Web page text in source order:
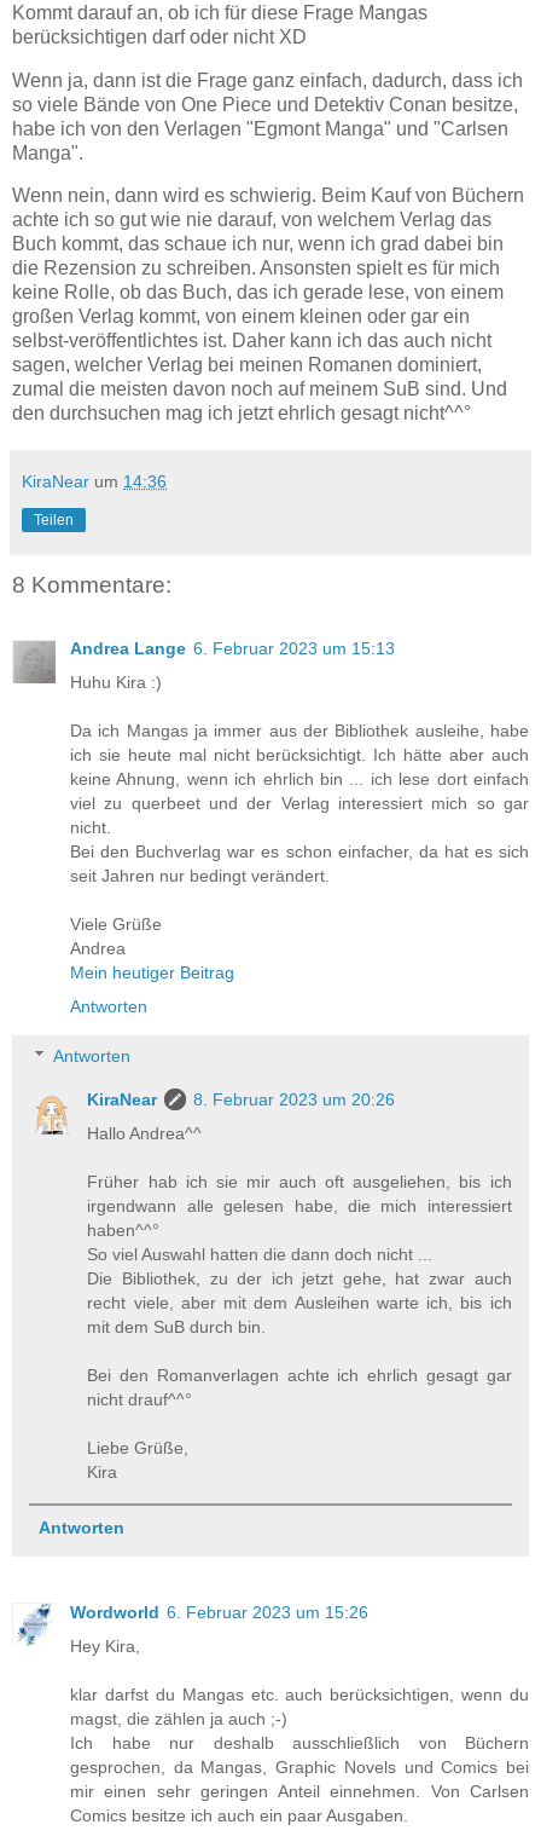
Kommt darauf an, ob ich für diese Frage Mangas
berücksichtigen darf oder nicht XD
Wenn ja, dann ist die Frage ganz einfach, dadurch, dass ich
so viele Bände von One Piece und Detektiv Conan besitze,
habe ich von den Verlagen "Egmont Manga" und "Carlsen
Manga".
Wenn nein, dann wird es schwierig. Beim Kauf von Büchern
achte ich so gut wie nie darauf, von welchem Verlag das
Buch kommt, das schaue ich nur, wenn ich grad dabei bin
die Rezension zu schreiben. Ansonsten spielt es für mich
keine Rolle, ob das Buch, das ich gerade lese, von einem
großen Verlag kommt, von einem kleinen oder gar ein
selbst-veröffentlichtes ist. Daher kann ich das auch nicht
sagen, welcher Verlag bei meinen Romanen dominiert,
zumal die meisten davon noch auf meinem SuB sind. Und
den durchsuchen mag ich jetzt ehrlich gesagt nicht^^°
KiraNear um 14:36
Teilen
8 Kommentare:
Andrea Lange 6. Februar 2023 um 15:13
Huhu Kira :)
Da ich Mangas ja immer aus der Bibliothek ausleihe, habe
ich sie heute mal nicht berücksichtigt. Ich hätte aber auch
keine Ahnung, wenn ich ehrlich bin ... ich lese dort einfach
viel zu querbeet und der Verlag interessiert mich so gar
nicht.
Bei den Buchverlag war es schon einfacher, da hat es sich
seit Jahren nur bedingt verändert.
Viele Grüße
Andrea
Mein heutiger Beitrag
Antworten
Antworten
KiraNear
8. Februar 2023 um 20:26
Hallo Andrea^^
Früher hab ich sie mir auch oft ausgeliehen, bis ich
irgendwann alle gelesen habe, die mich interessiert
haben^^°
So viel Auswahl hatten die dann doch nicht ...
Die Bibliothek, zu der ich jetzt gehe, hat zwar auch
recht viele, aber mit dem Ausleihen warte ich, bis ich
mit dem SuB durch bin.
Bei den Romanverlagen achte ich ehrlich gesagt gar
nicht drauf^^°
Liebe Grüße,
Kira
Antworten
Wordworld 6. Februar 2023 um 15:26
Hey Kira,
klar darfst du Mangas etc. auch berücksichtigen, wenn du
magst, die zählen ja auch ;-)
Ich habe nur deshalb ausschließlich von Büchern
gesprochen, da Mangas, Graphic Novels und Comics bei
mir einen sehr geringen Anteil einnehmen. Von Carlsen
Comics besitze ich auch ein paar Ausgaben.